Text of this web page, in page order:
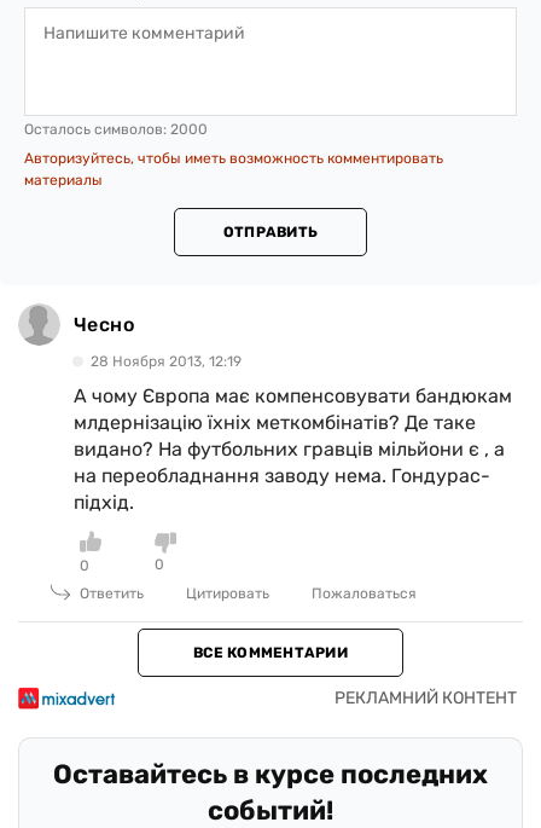
Осталось символов: 2000
Авторизуйтесь, чтобы иметь возможность комментировать
материалы
ОТПРАВИТЬ
Чесно
28 Ноября 2013, 12:19
А чому Європа має компенсовувати бандюкам
млдернізацію їхніх меткомбінатів? Де таке
видано? На футбольних гравців мільйони є , а
на переобладнання заводу нема. Гондурас-
підхід.
0
0
Ответить
Цитировать Пожаловаться
ВСЕ КОММЕНТАРИИ
Оставайтесь в курсе последних
событий!